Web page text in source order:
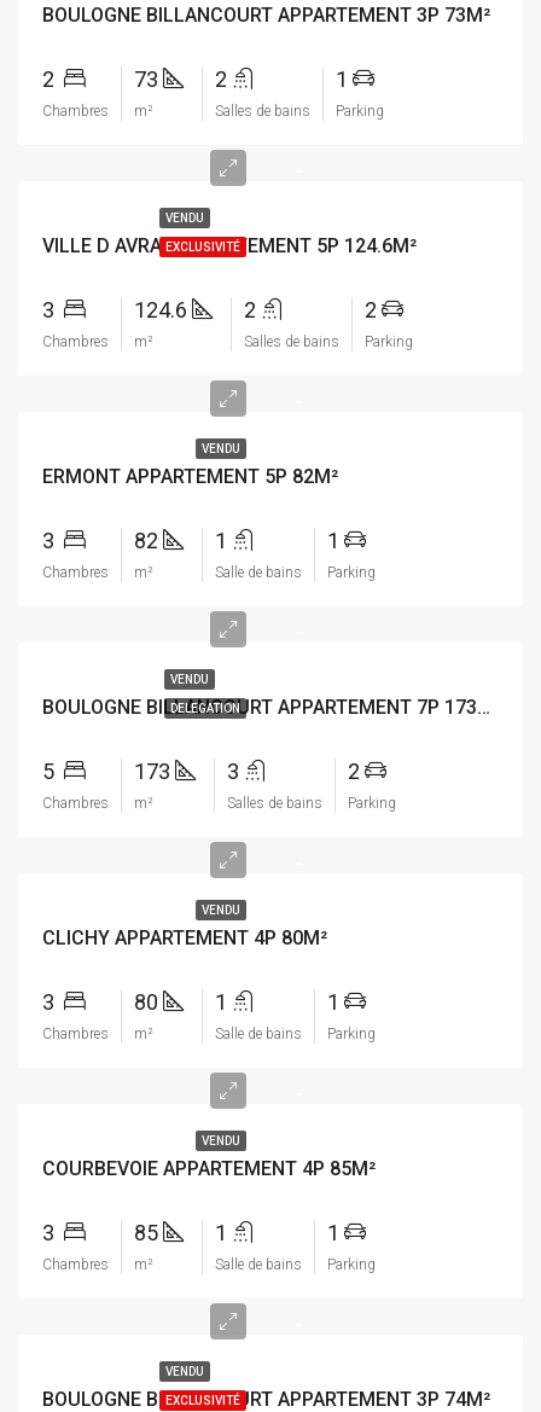
BOULOGNE BILLANCOURT APPARTEMENT 3P 73M²
2
Chambres
73
m²
2
Salles de bains
1
Parking
VENDU
EXCLUSIVITÉ
VILLE D AVRAY APPARTEMENT 5P 124.6M²
3
Chambres
124.6
m²
2
Salles de bains
2
Parking
VENDU
ERMONT APPARTEMENT 5P 82M²
3
Chambres
82
m²
1
Salle de bains
1
Parking
VENDU
DELEGATION BOULOGNE BILLANCOURT APPARTEMENT 7P 173M²
5
Chambres
173
m²
3
Salles de bains
2
Parking
VENDU
CLICHY APPARTEMENT 4P 80M²
3
Chambres
80
m²
1
Salle de bains
1
Parking
VENDU
COURBEVOIE APPARTEMENT 4P 85M²
3
Chambres
85
m²
1
Salle de bains
1
Parking
VENDU
EXCLUSIVITÉ
BOULOGNE BILLANCOURT APPARTEMENT 3P 74M²